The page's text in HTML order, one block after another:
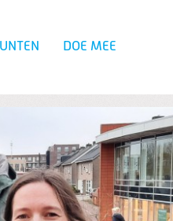
DOE MEE
Zoeken